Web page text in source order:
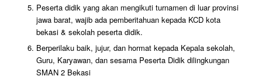
Peserta didik yang akan mengikuti turnamen di luar provinsi
jawa barat, wajib ada pemberitahuan kepada KCD kota
bekasi & sekolah peserta didik.
Berperilaku baik, jujur, dan hormat kepada Kepala sekolah,
Guru, Karyawan, dan sesama Peserta Didik dilingkungan
SMAN 2 Bekasi